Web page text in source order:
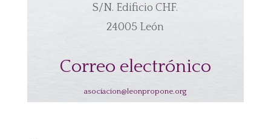
S/N. Edificio CHF.
24005 León
Correo electrónico
asociacion@leonpropone.org